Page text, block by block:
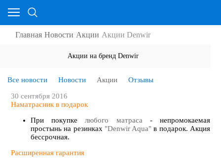
Главная Новости Акции Акции Denwir
Акции на бренд Denwir
Все новости Новости Акции Отзывы
30 сентября 2016
Наматрасник в подарок
При покупкелюбого матраса- непромокаемая
простынь на резинках "Denwir Aqua" в подарок. Акция
бессрочная.
Расширенная гарантия